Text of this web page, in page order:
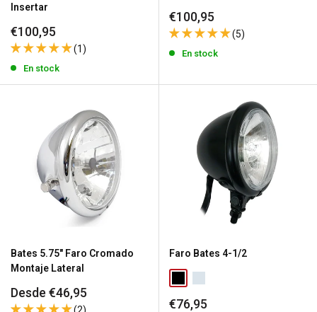
Insertar
Precio
de
venta
€100,95
(1)
En stock
Precio
de
venta
€100,95
(5)
En stock
Bates 5.75" Faro Cromado
Montaje Lateral
Precio
de
Desde €46,95
(2)
Faro Bates 4-1/2
Precio
€76,95